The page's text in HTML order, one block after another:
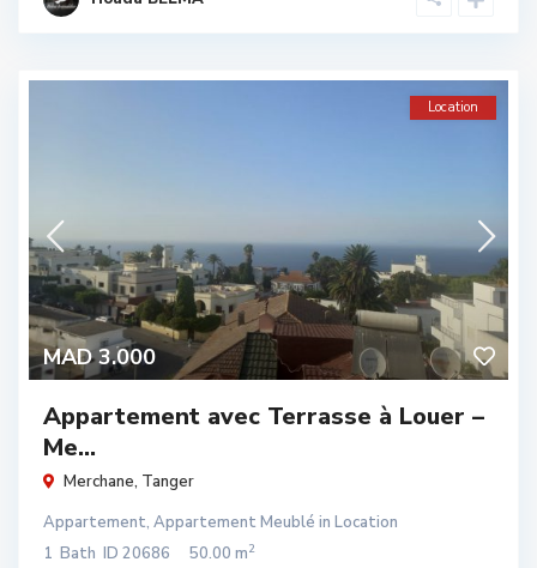
MAD 3.000
Location
Appartement avec Terrasse à Louer –
Me...
Merchane, Tanger
Appartement, Appartement Meublé in Location
1 Bath ID 20686 50.00 m2